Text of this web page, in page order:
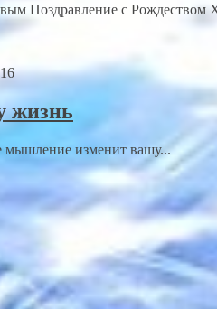
Поздравление с Рождеством
жизнь
мышление изменит вашу...